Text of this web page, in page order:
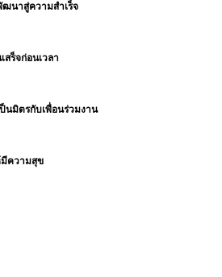
ฒนาสู่ความสำเร็จ
สร็จก่อนเวลา
นมิตรกับเพื่อนร่วมงาน
มีความสุข